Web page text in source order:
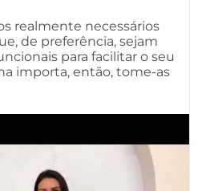
realmente necessários
de preferência, sejam
para facilitar o seu
importa, então, tome-as